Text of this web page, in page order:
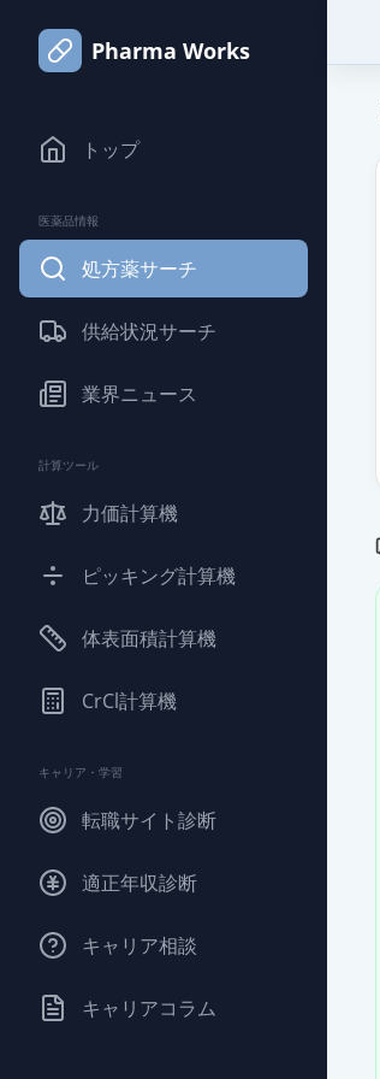
Pharma Works
トップ
医薬品情報
処方薬サーチ
供給状況サーチ
業界ニュース
計算ツール
力価計算機
ピッキング計算機
体表面積計算機
CrCl計算機
キャリア・学習
転職サイト診断
適正年収診断
キャリア相談
キャリアコラム